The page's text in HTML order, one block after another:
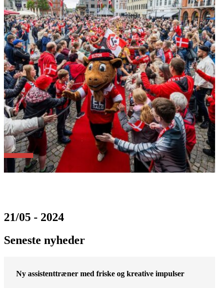
21/05 - 2024
Seneste nyheder
Ny assistenttræner med friske og kreative impulser